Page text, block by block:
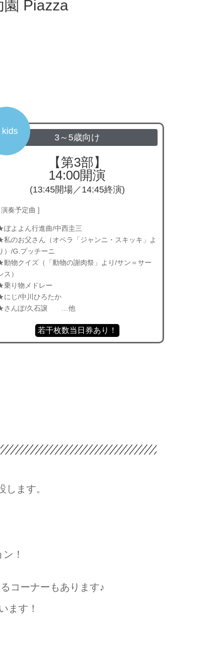
Piazza
kids
3～5歳向け
【第3部】
14:00開演
(13:45開場／14:45終演)
奏予定曲 ]
よよん行進曲/中西圭三
のお父さん（オペラ「ジャンニ・スキッキ」よ
）/G.プッチーニ
物クイズ（「動物の謝肉祭」より/サン＝サー
ス）
り物メドレー
じ/中川ひろたか
さんぽ/久石譲 …他
若干枚数当日券あり！
ます。
！
コーナーもあります♪
ます！